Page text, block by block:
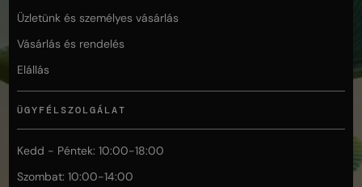
Üzletünk és személyes vásárlás
Vásárlás és rendelés
Elállás
ÜGYFÉLSZOLGÁLAT
Kedd - Péntek: 10:00-18:00
Szombat: 10:00-14:00